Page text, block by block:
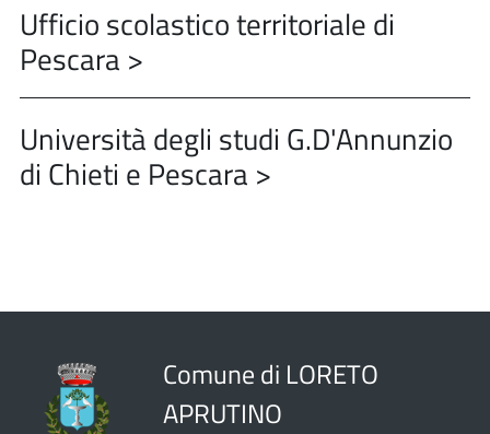
Ufficio scolastico territoriale di
Pescara >
Università degli studi G.D'Annunzio
di Chieti e Pescara >
Comune di LORETO
APRUTINO